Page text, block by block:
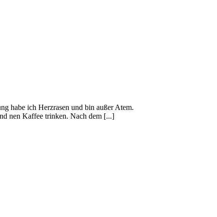
habe ich Herzrasen und bin außer Atem.
nen Kaffee trinken. Nach dem [...]